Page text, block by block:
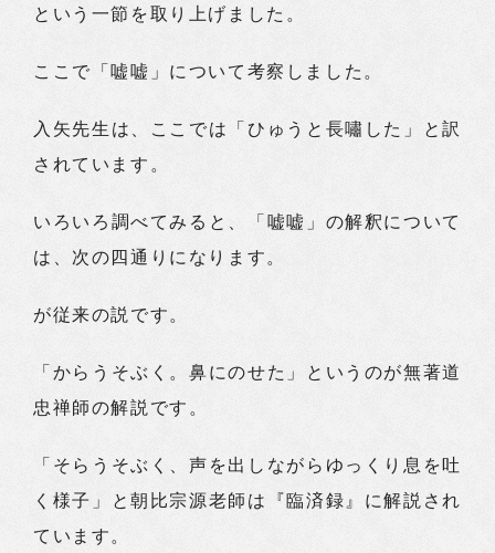
という一節を取り上げました。
ここで「嘘嘘」について考察しました。
入矢先生は、ここでは「ひゅうと長嘯した」と訳
されています。
いろいろ調べてみると、「嘘嘘」の解釈について
は、次の四通りになります。
が従来の説です。
「からうそぶく。鼻にのせた」というのが無著道
忠禅師の解説です。
「そらうそぶく、声を出しながらゆっくり息を吐
く様子」と朝比宗源老師は『臨済録』に解説され
ています。